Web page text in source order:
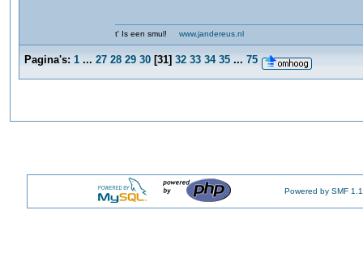
t' Is een smul! www.jandereus.nl
Pagina's: 1 ... 27 28 29 30 [31] 32 33 34 35 ... 75
Powered by SMF